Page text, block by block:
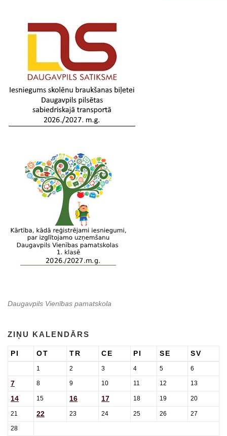
Daugavpils Vienības pamatskola
ZIŅU KALENDĀRS
PI OT TR CE PI SE SV
1 2 3 4 5 6
7 8 9 10 11 12 13
14 15 16 17 18 19 20
21 22 23 24 25 26 27
28